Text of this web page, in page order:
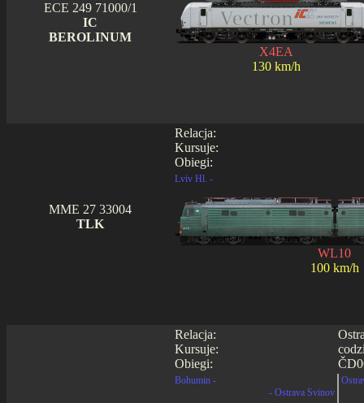
ECE 249 71000/1
IC
BEROLINUM
X4EA
130 km/h
Relacja:
Kursuje:
Obiegi:
MME 27 33004
TLK
Lviv Hl. -
WL10
100 km/h
Relacja:
Kursuje:
Obiegi:
Bohumin -
- Ostrava Svinov